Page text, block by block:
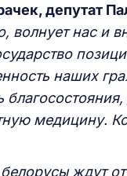
депутат
волнует нас и
наших
медицину.
ждут